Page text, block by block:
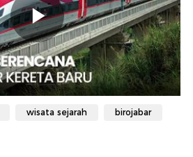
wisata sejarah birojabar